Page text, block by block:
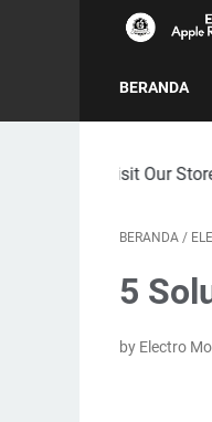
BERANDA
Our Store at WTC e-
BERANDA /
5
by Electro